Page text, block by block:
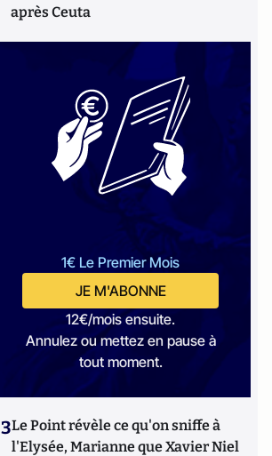
après Ceuta
1€ Le Premier Mois
JE M'ABONNE
12€/mois ensuite.
Annulez ou mettez en pause à
tout moment.
3Le Point révèle ce qu'on sniffe à
l'Elysée, Marianne que Xavier Niel